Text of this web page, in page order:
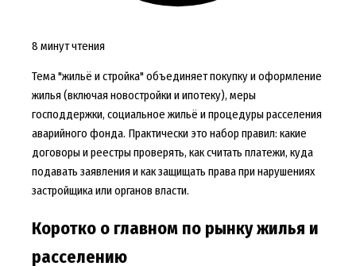
8 минут чтения
Тема "жильё и стройка" объединяет покупку и оформление
жилья (включая новостройки и ипотеку), меры
господдержки, социальное жильё и процедуры расселения
аварийного фонда. Практически это набор правил: какие
договоры и реестры проверять, как считать платежи, куда
подавать заявления и как защищать права при нарушениях
застройщика или органов власти.
Коротко о главном по рынку жилья и
расселению